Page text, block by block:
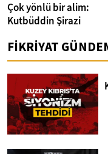
Çok yönlü bir alim:
Kutbüddin Şirazi
FİKRİYAT